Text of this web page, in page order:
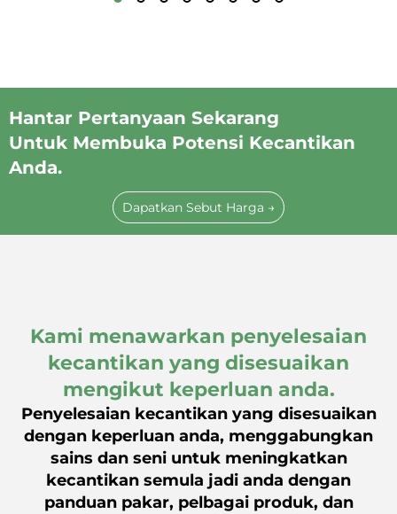
Hantar Pertanyaan Sekarang
Untuk Membuka Potensi Kecantikan
Anda.
Dapatkan Sebut Harga →
Kami menawarkan penyelesaian
kecantikan yang disesuaikan
mengikut keperluan anda.
Penyelesaian kecantikan yang disesuaikan
dengan keperluan anda, menggabungkan
sains dan seni untuk meningkatkan
kecantikan semula jadi anda dengan
panduan pakar, pelbagai produk, dan